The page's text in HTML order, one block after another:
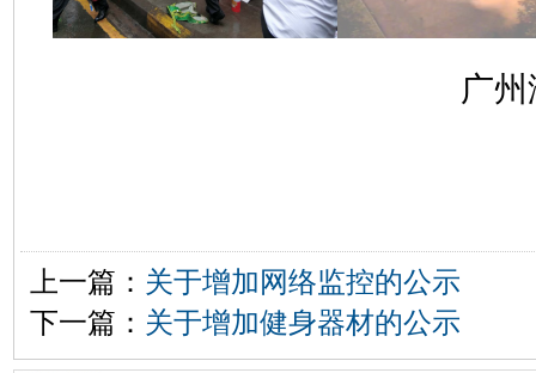
广
上一篇： 关于增加网络监控的公示
下一篇： 关于增加健身器材的公示